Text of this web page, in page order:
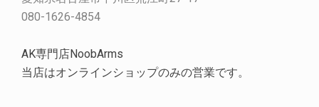
080-1626-4854
AK専門店NoobArms
当店はオンラインショップのみの営業です。